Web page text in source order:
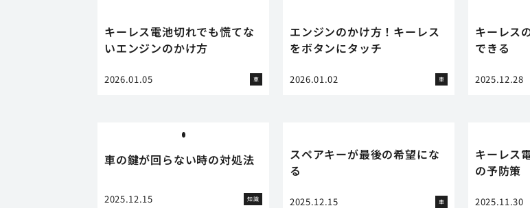
キーレス電池切れでも慌てな
いエンジンのかけ方
2026.01.05 車
エンジンのかけ方！キーレス
をボタンにタッチ
2026.01.02 車
キーレス
できる
2025.12.28
車の鍵が回らない時の対処法
2025.12.15 知識
スペアキーが最後の希望にな
る
2025.12.15 車
キーレス
の予防策
2025.11.30